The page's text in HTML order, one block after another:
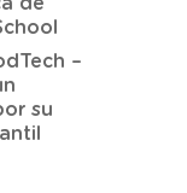
–
su